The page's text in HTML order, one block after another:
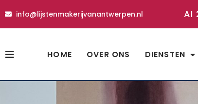
info@lijstenmakerijvanantwerpen.nl Al
HOME OVER ONS DIENSTEN